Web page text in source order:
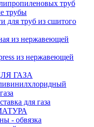
труб
трубы
труб из сшитого
из нержавеющей
из нержавеющей
ГАЗА
для газа
- обвязка